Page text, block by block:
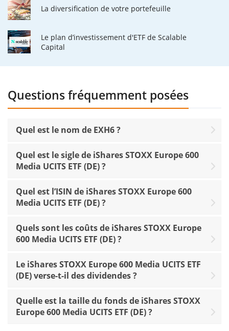
La diversification de votre portefeuille
Le plan d’investissement d'ETF de Scalable
Capital
Questions fréquemment posées
Quel est le nom de EXH6 ?
Quel est le sigle de iShares STOXX Europe 600
Media UCITS ETF (DE) ?
Quel est l’ISIN de iShares STOXX Europe 600
Media UCITS ETF (DE) ?
Quels sont les coûts de iShares STOXX Europe
600 Media UCITS ETF (DE) ?
Le iShares STOXX Europe 600 Media UCITS ETF
(DE) verse-t-il des dividendes ?
Quelle est la taille du fonds de iShares STOXX
Europe 600 Media UCITS ETF (DE) ?